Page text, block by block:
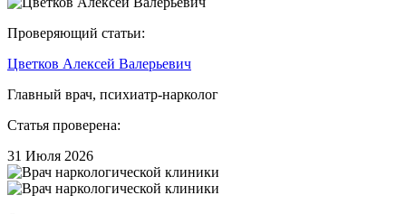
Проверяющий статьи:
Цветков Алексей Валерьевич
Главный врач, психиатр-нарколог
Статья проверена:
31 Июля 2026